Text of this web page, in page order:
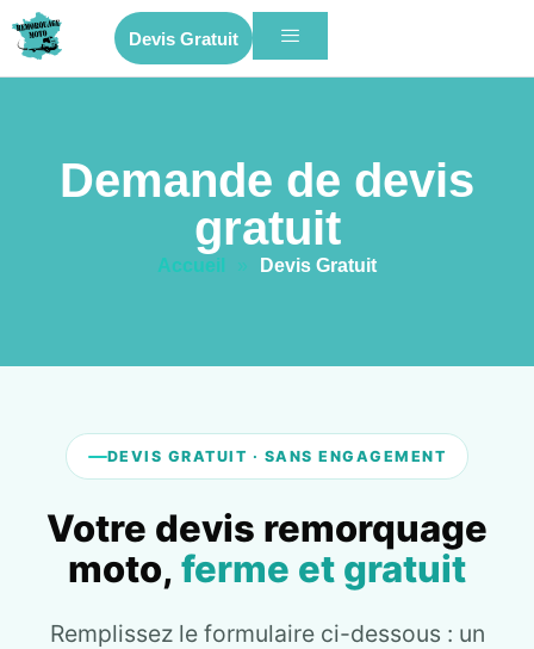
Devis Gratuit
Demande de devis
gratuit
Accueil » Devis Gratuit
DEVIS GRATUIT · SANS ENGAGEMENT
Votre devis remorquage
moto, ferme et gratuit
Remplissez le formulaire ci-dessous : un